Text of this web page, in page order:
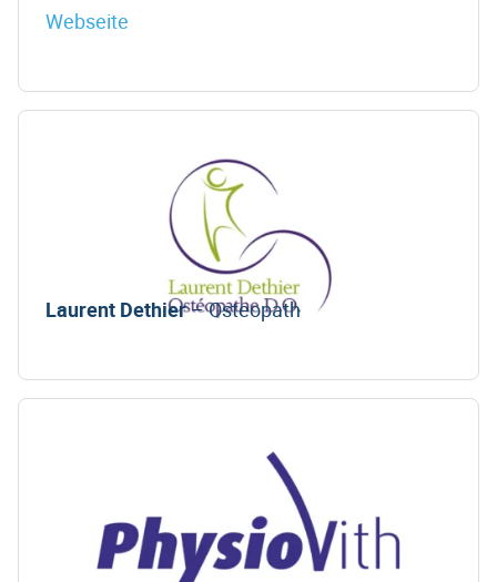
Webseite
Laurent Dethier– Osteopath